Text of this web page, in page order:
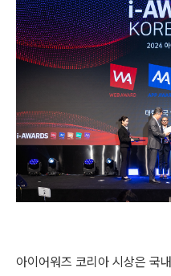
아이어워즈 코리아 시상은 국